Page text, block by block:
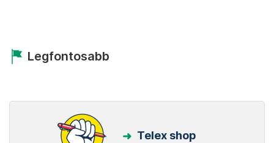
Legfontosabb
Telex shop